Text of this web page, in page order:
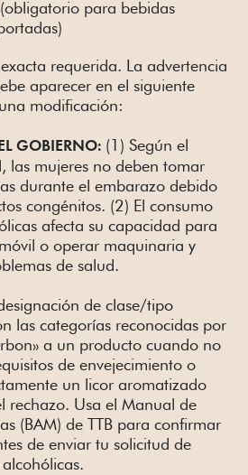
para bebidas
requerida. La advertencia
aparecer en el siguiente
modificación:
GOBIERNO: (1) Según el
las mujeres no deben tomar
durante el embarazo debido
congénitos. (2) El consumo
afecta su capacidad para
o operar maquinaria y
de salud.
de clase/tipo
las categorías reconocidas por
a un producto cuando no
de envejecimiento o
un licor aromatizado
rechazo. Usa el Manual de
(BAM) de TTB para confirmar
de enviar tu solicitud de